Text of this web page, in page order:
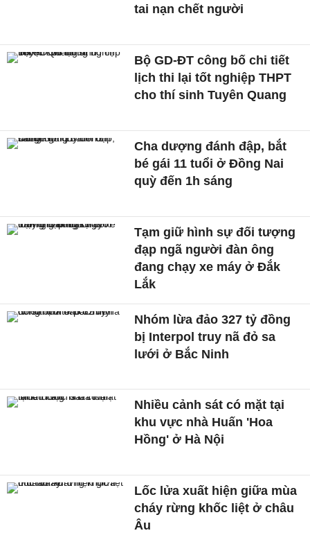
tai nạn chết người
Bộ GD-ĐT công bố chi tiết
lịch thi lại tốt nghiệp THPT
cho thí sinh Tuyên Quang
Cha dượng đánh đập, bắt
bé gái 11 tuổi ở Đồng Nai
quỳ đến 1h sáng
Tạm giữ hình sự đối tượng
đạp ngã người đàn ông
đang chạy xe máy ở Đắk
Lắk
Nhóm lừa đảo 327 tỷ đồng
bị Interpol truy nã đỏ sa
lưới ở Bắc Ninh
Nhiều cảnh sát có mặt tại
khu vực nhà Huấn 'Hoa
Hồng' ở Hà Nội
Lốc lửa xuất hiện giữa mùa
cháy rừng khốc liệt ở châu
Âu